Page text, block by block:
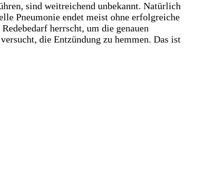
sind weitreichend unbekannt. Natürlich
Pneumonie endet meist ohne erfolgreiche
herrscht, um die genauen
die Entzündung zu hemmen. Das ist